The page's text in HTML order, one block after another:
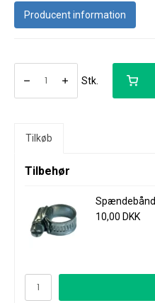
Producent information
Stk.
Tilkøb
Tilbehør
10,00 DKK